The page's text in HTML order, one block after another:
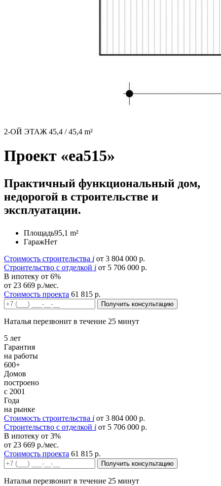
2-ОЙ ЭТАЖ 45,4 / 45,4 m²
Проект «ea515»
Практичный функциональный дом,
недорогой в строительстве и
эксплуатации.
Площадь95,1 m²
ГаражНет
Стоимость строительства i от 3 804 000 р.
Строительство c отделкой i от 5 706 000 р.
В ипотеку от 6%
от 23 669 р./мес.
Стоимость проекта 61 815 р.
Получить консультацию
Наталья перезвонит в течение 25 минут
5 лет
Гарантия
на работы
600+
Домов
построено
с 2001
Года
на рынке
Стоимость строительства i от 3 804 000 р.
Строительство c отделкой i от 5 706 000 р.
В ипотеку от 3%
от 23 669 р./мес.
Стоимость проекта 61 815 р.
Получить консультацию
Наталья перезвонит в течение 25 минут